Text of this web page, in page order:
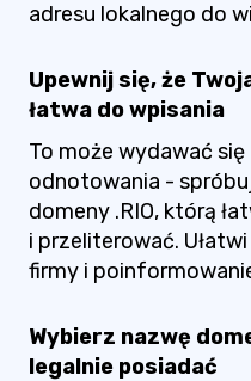
adresu lokalnego do
Upewnij się, że
łatwa do wpisania
To może wydawać
odnotowania -
domeny .RIO, którą
i przeliterować.
firmy i
Wybierz nazwę
legalnie posiadać